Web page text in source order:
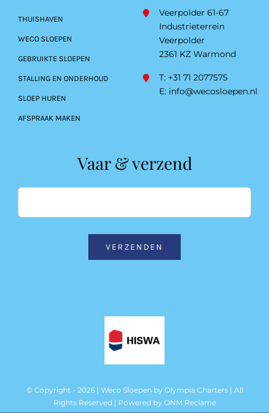
THUISHAVEN
WECO SLOEPEN
GEBRUIKTE SLOEPEN
STALLING EN ONDERHOUD
SLOEP HUREN
AFSPRAAK MAKEN
Veerpolder 61-67
Industrieterrein
Veerpolder
2361 KZ Warmond
T: +31 71 2077575
E: info@wecosloepen.nl
Vaar & verzend
VERZENDEN
© Copyright - 2026 | Weco Sloepen by Olympia Charters| All
Rights Reserved | Powered by ONM Reclame